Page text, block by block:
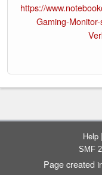
https://
Gaming-
Help |
SMF
Page created